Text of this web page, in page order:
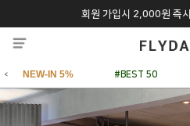
회원 가입시 2,000원 즉
추석 특별 할인 10~20% 9/6
NEW-IN 5% #BEST 50